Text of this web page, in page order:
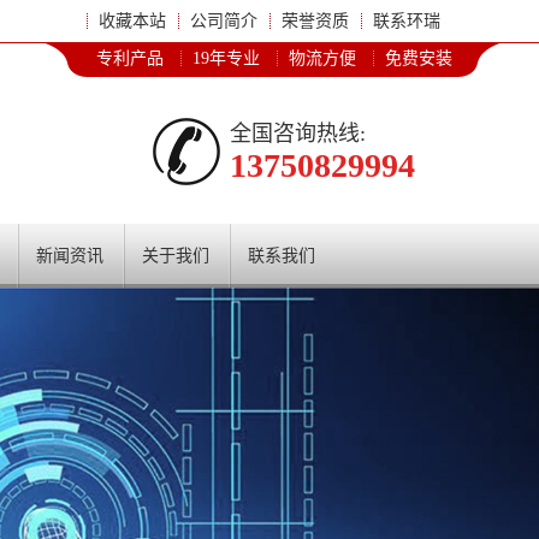
收藏本站 公司简介 荣誉资质 联系环瑞
专利产品 19年专业 物流方便 免费安装
全国咨询热线:
13750829994
新闻资讯 关于我们 联系我们